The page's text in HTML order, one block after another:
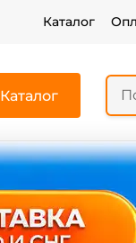
Каталог
Каталог